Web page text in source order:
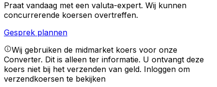
Praat vandaag met een valuta-expert. Wij kunnen
concurrerende koersen overtreffen.
Gesprek plannen
Wij gebruiken de midmarket koers voor onze
Converter. Dit is alleen ter informatie. U ontvangt deze
koers niet bij het verzenden van geld. Inloggen om
verzendkoersen te bekijken